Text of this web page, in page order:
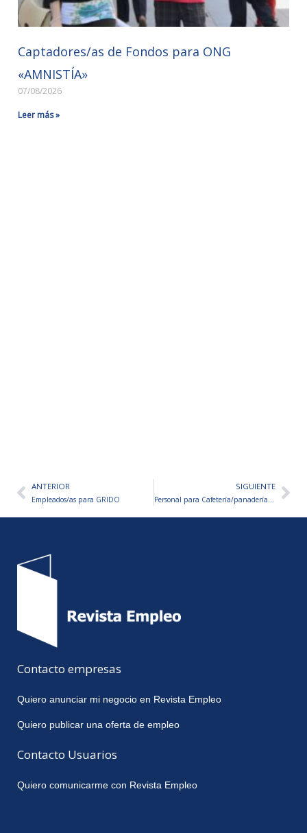
Captadores/as de Fondos para ONG
«AMNISTÍA»
07/08/2026
Leer más »
AntANTERIOR
Empleados/as para GRIDO
SIGUIENTE
Personal para Cafetería/panadería – VARIOS PUESTOS A CUBRIR
Contacto empresas
Quiero anunciar mi negocio en Revista Empleo
Quiero publicar una oferta de empleo
Contacto Usuarios
Quiero comunicarme con Revista Empleo